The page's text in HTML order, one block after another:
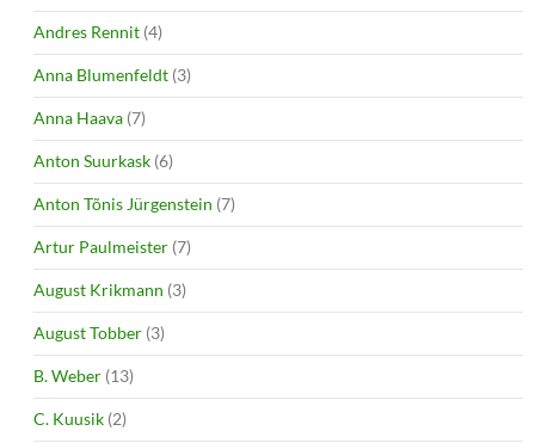
Andres Rennit (4)
Anna Blumenfeldt (3)
Anna Haava (7)
Anton Suurkask (6)
Anton Tõnis Jürgenstein (7)
Artur Paulmeister (7)
August Krikmann (3)
August Tobber (3)
B. Weber (13)
C. Kuusik (2)